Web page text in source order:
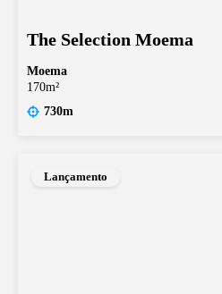
The Selection Moema
Moema
170m²
730m
Lançamento